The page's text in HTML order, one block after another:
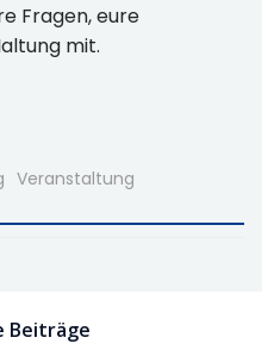
Fragen, eure
mit.
Veranstaltung
Beiträge